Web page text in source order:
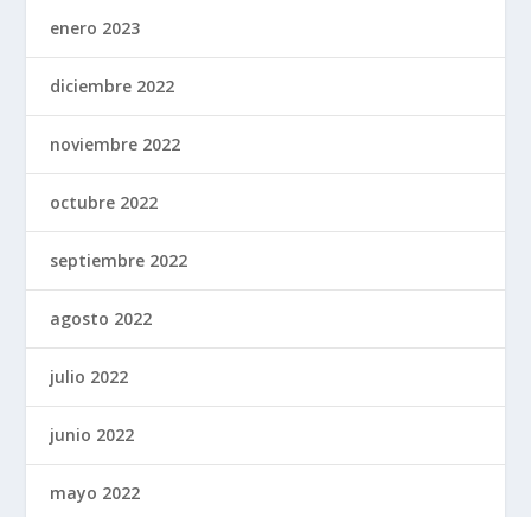
enero 2023
diciembre 2022
noviembre 2022
octubre 2022
septiembre 2022
agosto 2022
julio 2022
junio 2022
mayo 2022